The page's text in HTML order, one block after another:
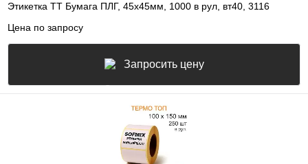
Этикетка ТТ Бумага ПЛГ, 45х45мм, 1000 в рул, вт40, 3116
Цена по запросу
Запросить цену